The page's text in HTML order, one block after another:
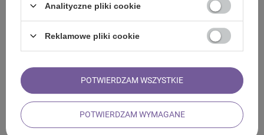
Mary Rose
Mary Rose – Matcha Latte (BIO) 100
27,00 zł /
(270,00 zł / kg
Analityczne pliki cookie
Reklamowe pliki cookie
POTWIERDZAM WYMAGANE
POTWIERDZAM WSZYSTKIE